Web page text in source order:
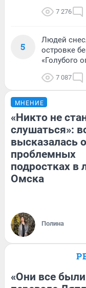
7 276
5
Людей
островке
«Голубого
7 087
МНЕНИЕ
«Никто не
слушаться»:
высказалась о
проблемных
подростках в
Омска
Полина
«Они все